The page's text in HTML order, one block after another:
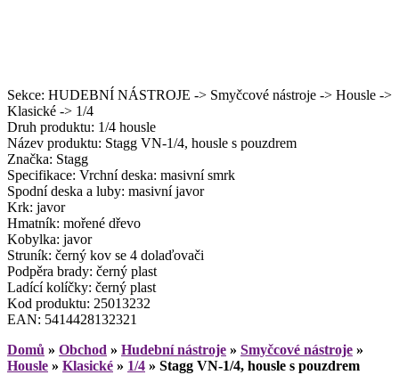
Sekce: HUDEBNÍ NÁSTROJE -> Smyčcové nástroje -> Housle ->
Klasické -> 1/4
Druh produktu: 1/4 housle
Název produktu: Stagg VN-1/4, housle s pouzdrem
Značka: Stagg
Specifikace: Vrchní deska: masivní smrk
Spodní deska a luby: masivní javor
Krk: javor
Hmatník: mořené dřevo
Kobylka: javor
Struník: černý kov se 4 dolaďovači
Podpěra brady: černý plast
Ladící kolíčky: černý plast
Kod produktu: 25013232
EAN: 5414428132321
Domů » Obchod » Hudební nástroje » Smyčcové nástroje »
Housle » Klasické » 1/4 » Stagg VN-1/4, housle s pouzdrem